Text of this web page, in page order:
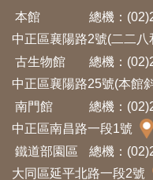
網
站
導
覽
En
h
日
語
本館 總機：
中正區襄陽路2號(二二八
古生物館
總機：
中正區襄陽路25號(本館
南門館
總機：
中正區南昌路一段1號
鐵道部園區
總機：
大同區延平北路一段2號